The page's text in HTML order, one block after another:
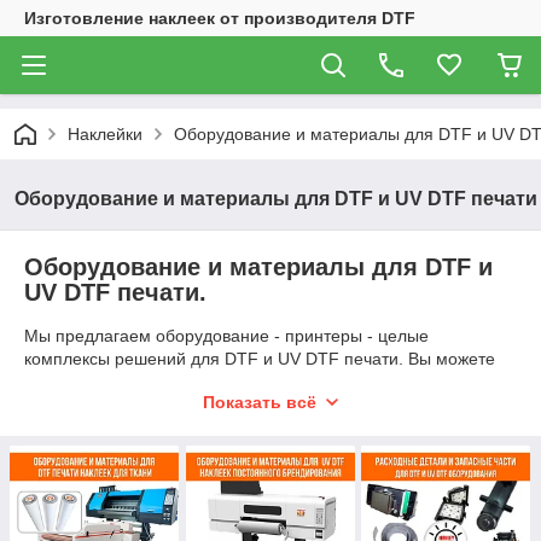
Изготовление наклеек от производителя DTF
Наклейки Оборудование и материалы для DTF и UV
Оборудование и материалы для DTF и UV DTF печати
Оборудование и материалы для DTF и
UV DTF печати.
Мы предлагаем оборудование - принтеры - целые
комплексы решений для DTF и UV DTF печати. Вы можете
можем привести под заказ промышленные решения,
DTF технология печати - изображение наносится на
поверхность не напрямую, а на предварительно
подготовленную РЕТ-пленку, эта пленка называется
трансферной либо пленкой переноса. В последствии вы
Показать всё